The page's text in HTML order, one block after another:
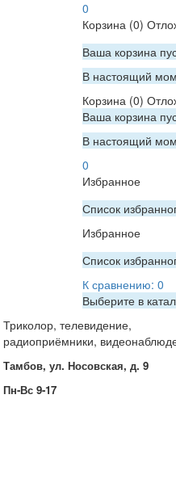
0
Корзина(0)
Ваша корзина
В настоящий
Корзина(0)
Ваша корзина
В настоящий
0
Избранное
Список
Избранное
Список
К сравнению: 0
Выберите в
Триколор, телевидение,
радиоприёмники,
Тамбов, ул. Носовская, д. 9
Пн-Вс 9-17